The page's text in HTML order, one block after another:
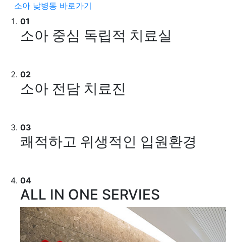
소아 낮병동 바로가기
01
소아 중심 독립적 치료실
02
소아 전담 치료진
03
쾌적하고 위생적인 입원환경
04
ALL IN ONE SERVIES